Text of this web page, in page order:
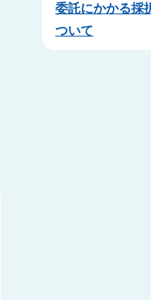
委託にかかる採
ついて